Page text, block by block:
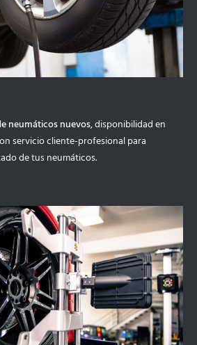
neumáticos nuevos, disponibilidad en
servicio cliente-profesional para
de tus neumáticos.